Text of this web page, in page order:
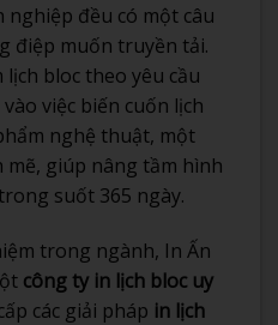
đều có một câu
điệp muốn truyền tải.
lịch bloc theo yêu cầu
việc biến cuốn lịch
nghệ thuật, một
mẽ, giúp nâng tầm hình
suốt 365 ngày.
trong ngành, In Ấn
công ty in lịch bloc uy
các giải pháp in lịch